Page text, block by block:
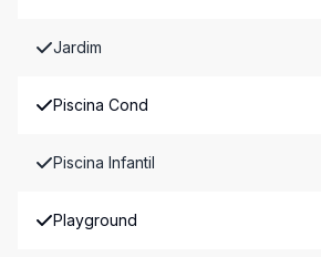
Jardim
Piscina Cond
Piscina Infantil
Playground